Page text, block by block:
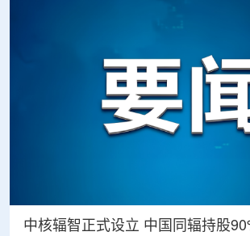
中核辐智正式设立 中国同辐持股